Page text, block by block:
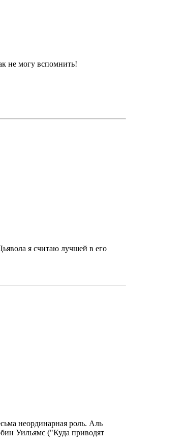
не могу вспомнить!
я считаю лучшей в его
неординарная роль. Аль
Уильямс ("Куда приводят